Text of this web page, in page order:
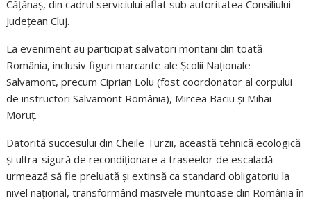
Cățănaș, din cadrul serviciului aflat sub autoritatea Consiliului
Județean Cluj.
La eveniment au participat salvatori montani din toată
România, inclusiv figuri marcante ale Școlii Naționale
Salvamont, precum Ciprian Lolu (fost coordonator al corpului
de instructori Salvamont România), Mircea Baciu și Mihai
Moruț.
Datorită succesului din Cheile Turzii, această tehnică ecologică
și ultra-sigură de recondiționare a traseelor de escaladă
urmează să fie preluată și extinsă ca standard obligatoriu la
nivel național, transformând masivele muntoase din România în